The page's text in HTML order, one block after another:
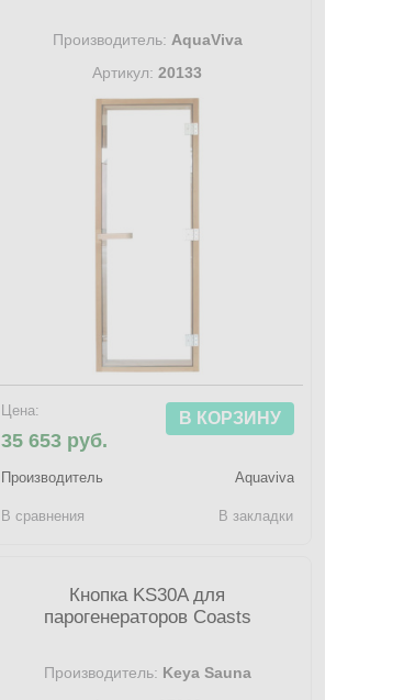
Производитель: AquaViva
Артикул: 20133
Цена:
35 653 руб.
В КОРЗИНУ
Производитель Aquaviva
В сравнения В закладки
Кнопка KS30A для
парогенераторов Coasts
Производитель: Keya Sauna